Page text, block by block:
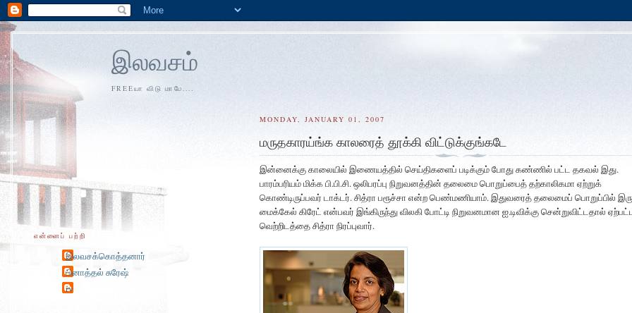
இலவசம்
FREEயா விடு மாமே....
MONDAY, JANUARY 01, 2007
மருதகாரய்ங்க காலரைத் தூக்கி விட்டுக்குங்கடே
இன்னைக்கு காலையில் இணையத்தில் செய்திகளைப் படிக்கும் போது கண்ணில் பட்ட தகவல் இது.
பாரம்பரியம் மிக்க பி.பி.சி. ஒலிபரப்பு நிறுவனத்தின் தலைமை பொறுப்பைத் தற்காலிகமா ஏற்றுக்
கொண்டிருப்பவர் டாக்டர். சித்ரா பரூச்சா என்ற பெண்மணியாம். இதுவரைத் தலைமைப் பொறுப்பில்
மைக்கேல் கிரேட் என்பவர் இங்கிருந்து விலகி போட்டி நிறுவனமான ஐ.டிவிக்கு சென்றுவிட்டதால்
வெற்றிடத்தை சித்ரா நிரப்புவார்.
என்னைப் பற்றி
இலவசக்கொத்தனார்
பினாத்தல் சுரேஷ்
rv